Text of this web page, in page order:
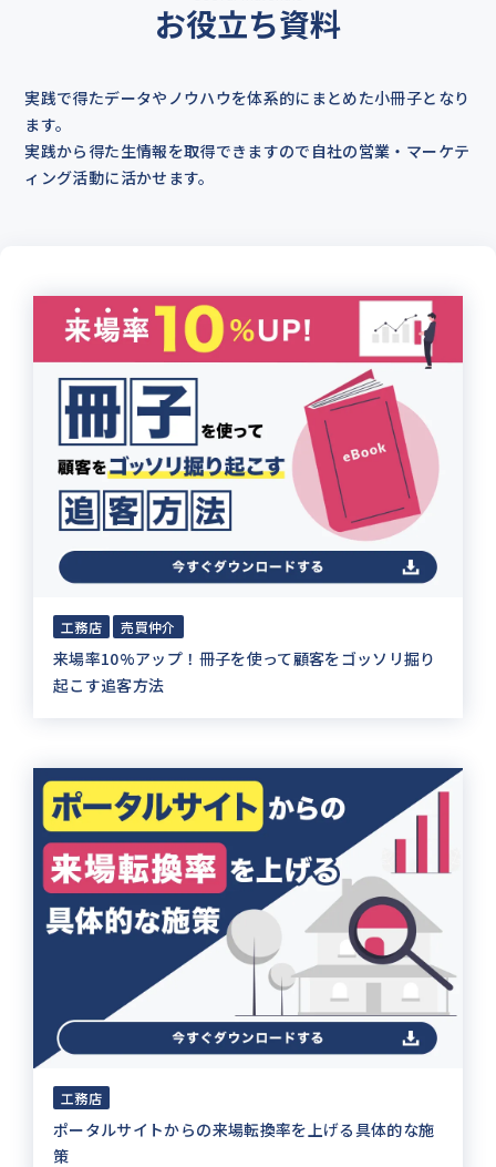
お役立ち資料
実践で得たデータやノウハウを体系的にまとめた小冊子となり
ます。
実践から得た生情報を取得できますので自社の営業・マーケテ
ィング活動に活かせます。
工務店 売買仲介
来場率10%アップ！冊子を使って顧客をゴッソリ掘り
起こす追客方法
工務店
ポータルサイトからの来場転換率を上げる具体的な施
策